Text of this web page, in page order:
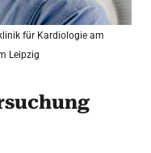
für Kardiologie am
Leipzig